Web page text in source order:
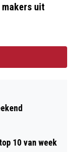
uit
10 van week